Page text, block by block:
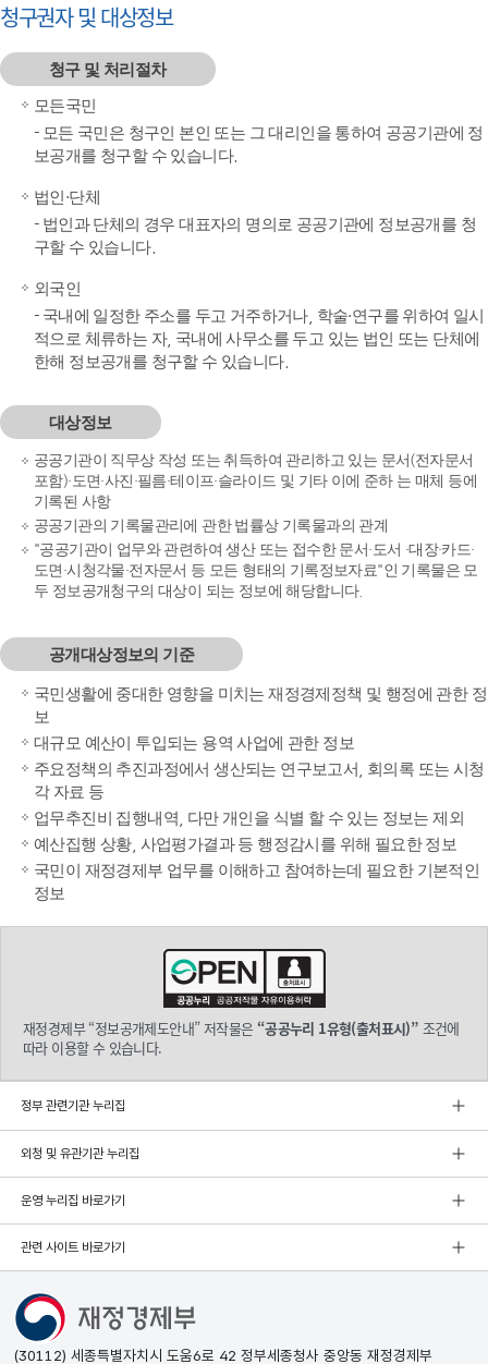
청구권자 및 대상정보
청구 및 처리절차
모든국민
- 모든 국민은 청구인 본인 또는 그 대리인을 통하여 공공기관에 정
보공개를 청구할 수 있습니다.
법인·단체
- 법인과 단체의 경우 대표자의 명의로 공공기관에 정보공개를 청
구할 수 있습니다.
외국인
- 국내에 일정한 주소를 두고 거주하거나, 학술·연구를 위하여 일시
적으로 체류하는 자, 국내에 사무소를 두고 있는 법인 또는 단체에
한해 정보공개를 청구할 수 있습니다.
대상정보
공공기관이 직무상 작성 또는 취득하여 관리하고 있는 문서(전자문서
포함)·도면·사진·필름·테이프·슬라이드 및 기타 이에 준하 는 매체 등에
기록된 사항
공공기관의 기록물관리에 관한 법률상 기록물과의 관계
"공공기관이 업무와 관련하여 생산 또는 접수한 문서·도서 ·대장·카드·
도면·시청각물·전자문서 등 모든 형태의 기록정보자료"인 기록물은 모
두 정보공개청구의 대상이 되는 정보에 해당합니다.
공개대상정보의 기준
국민생활에 중대한 영향을 미치는 재정경제정책 및 행정에 관한 정
보
대규모 예산이 투입되는 용역 사업에 관한 정보
주요정책의 추진과정에서 생산되는 연구보고서, 회의록 또는 시청
각 자료 등
업무추진비 집행내역, 다만 개인을 식별 할 수 있는 정보는 제외
예산집행 상황, 사업평가결과 등 행정감시를 위해 필요한 정보
국민이 재정경제부 업무를 이해하고 참여하는데 필요한 기본적인
정보
재정경제부 “정보공개제도안내” 저작물은 “공공누리 1유형(출처표시)” 조건에
따라 이용할 수 있습니다.
정부 관련기관 누리집
외청 및 유관기관 누리집
운영 누리집 바로가기
관련 사이트 바로가기
(30112) 세종특별자치시 도움6로 42 정부세종청사 중앙동 재정경제부